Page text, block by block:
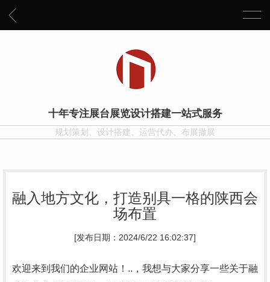
十年专注展台展览设计搭建一站式服务
规划策划、设计搭建、运营代办、布展撤展
融入地方文化，打造别具一格的陕西会
场布置
[发布日期：2024/6/22 16:02:37]
欢迎来到我们的企业网站！..，我想与大家分享一些关于融